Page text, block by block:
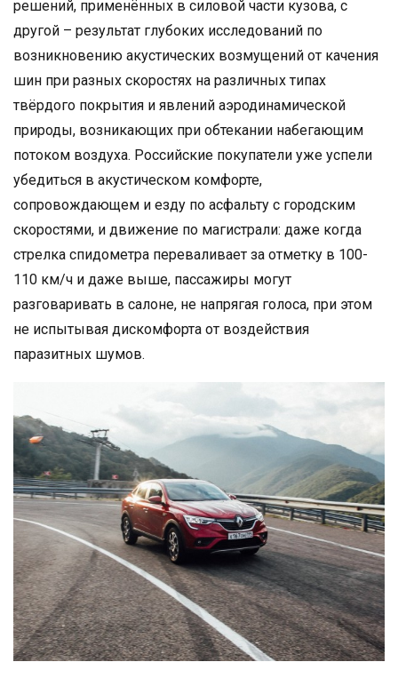
решений, применённых в силовой части кузова, с
другой – результат глубоких исследований по
возникновению акустических возмущений от качения
шин при разных скоростях на различных типах
твёрдого покрытия и явлений аэродинамической
природы, возникающих при обтекании набегающим
потоком воздуха. Российские покупатели уже успели
убедиться в акустическом комфорте,
сопровождающем и езду по асфальту с городским
скоростями, и движение по магистрали: даже когда
стрелка спидометра переваливает за отметку в 100-
110 км/ч и даже выше, пассажиры могут
разговаривать в салоне, не напрягая голоса, при этом
не испытывая дискомфорта от воздействия
паразитных шумов.